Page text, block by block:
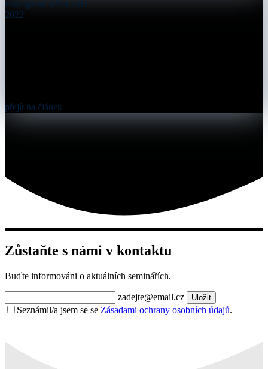
Biologická léčba IBD
2022
přejít na článek
Zůstaňte s námi v kontaktu
Buďte informováni o aktuálních seminářích.
zadejte@email.cz Uložit
Seznámil/a jsem se se Zásadami ochrany osobních údajů.